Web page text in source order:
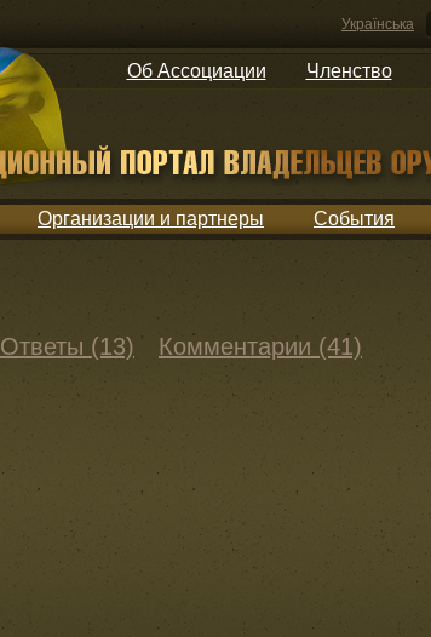
Українська
Об Ассоциации Членство
Организации и партнеры События
Ответы (13) Комментарии (41)